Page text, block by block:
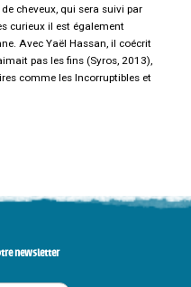
cheveux, qui sera suivi par
curieux il est également
Avec Yaël Hassan, il coécrit
pas les fins (Syros, 2013),
comme les Incorruptibles et
newsletter